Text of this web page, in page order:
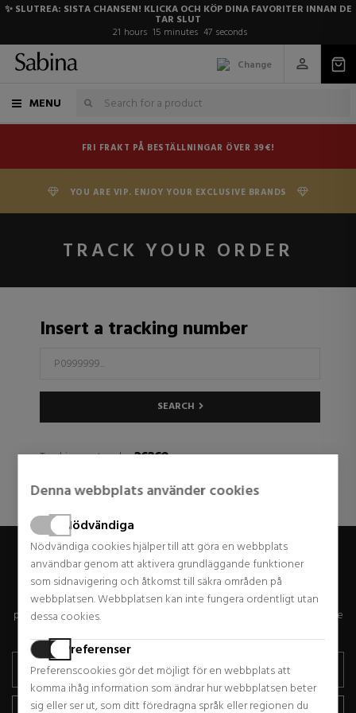
✨ SLUTREA: SISTA CHANSEN! KLICKA OCH KÖP DINA FAVORITER INNAN DE
TAR SLUT
21 hours 15 minutes 47 seconds
Change
MENU
FRI FRAKT PÅ BESTÄLLNINGAR ÖVER 39€!
YOU ARE VIP. ENJOY YOUR EXCLUSIVE BRANDS
Denna webbplats använder cookies
Nödvändiga
Nödvändiga cookies hjälper till att göra en webbplats
användbar genom att aktivera grundläggande funktioner
som sidnavigering och åtkomst till säkra områden på
webbplatsen. Webbplatsen kan inte fungera ordentligt utan
dessa cookies.
Preferenser
Preferenscookies gör det möjligt för en webbplats att
komma ihåg information som ändrar hur webbplatsen beter
sig eller ser ut, som ditt föredragna språk eller regionen du
TRACK YOUR ORDER
Insert a tracking number
SEARCH
Tracking system byacace
RECIBE OFERTAS ESPECIALES
Si quieres recibir descuentos exclusivos, novedades y tendencias
por email, escribe a continuación tu correo electrónico. Podrás darte